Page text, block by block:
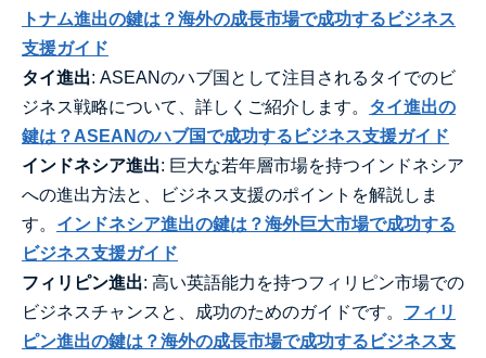
トナム進出の鍵は？海外の成長市場で成功するビジネス
支援ガイド
タイ進出: ASEANのハブ国として注目されるタイでのビ
ジネス戦略について、詳しくご紹介します。 タイ進出の
鍵は？ASEANのハブ国で成功するビジネス支援ガイド
インドネシア進出: 巨大な若年層市場を持つインドネシア
への進出方法と、ビジネス支援のポイントを解説しま
す。 インドネシア進出の鍵は？海外巨大市場で成功する
ビジネス支援ガイド
フィリピン進出: 高い英語能力を持つフィリピン市場での
ビジネスチャンスと、成功のためのガイドです。 フィリ
ピン進出の鍵は？海外の成長市場で成功するビジネス支